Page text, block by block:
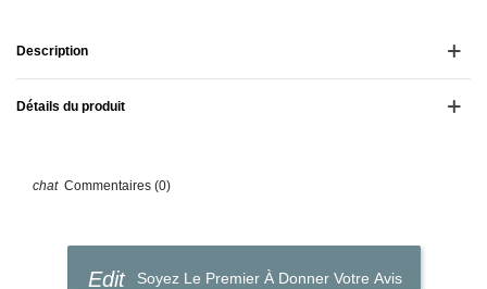
Description
Détails du produit
Commentaires (0)
Soyez Le Premier À Donner Votre Avis